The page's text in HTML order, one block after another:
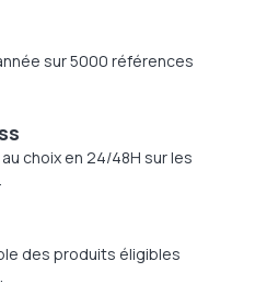
sur 5000 références
choix en 24/48H sur les
des produits éligibles